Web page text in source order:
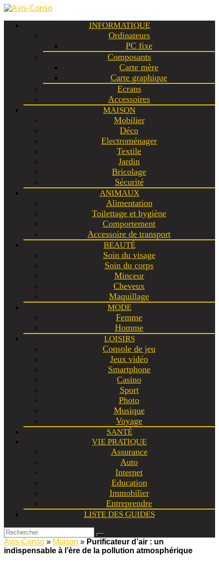
INFORMATIQUE
Ordinateurs
PC fixe
Composants
Carte mère
Carte graphique
Ecrans
Accessoires
MAISON
Mobilier
Déco
Electroménager
Textile
Jardin
Bricolage
Sécurité
ANIMAUX
Alimentation
Toilettage et hygiène
Comportement
Accessoire de transport
BEAUTÉ
Soin du visage
Soin du corps
Minceur
Cheveux
Maquillage
MODE
Femme
Homme
LOISIRS
Console de jeu
Jeux vidéo
Smartphone
Casino
Sport
Photo
Musique
Voyage
SANTÉ
VIE PRATIQUE
Assurance
Auto
Internet
Education
Immobilier
Entreprendre
LISTE DES GUIDES
Avis-Conso » Maison » Purificateur d’air : un
indispensable à l’ère de la pollution atmosphérique